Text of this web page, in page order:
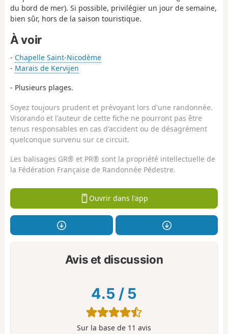
du bord de mer). Si possible, privilégier un jour de semaine,
bien sûr, hors de la saison touristique.
À voir
- Chapelle Saint-Nicodème
- Marais de Kervijen
- Plusieurs plages.
Soyez toujours prudent et prévoyant lors d'une randonnée.
Visorando et l'auteur de cette fiche ne pourront pas être
tenus responsables en cas d'accident ou de désagrément
quelconque survenu sur ce circuit.
Les balisages GR® et PR® sont la propriété intellectuelle de
la Fédération Française de Randonnée Pédestre.
Ouvrir dans l'app
Avis et discussion
4.5 / 5
Sur la base de 11 avis